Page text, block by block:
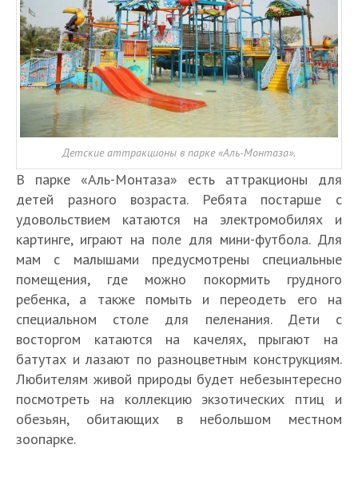
Детские аттракционы в парке «Аль-Монтаза».
В парке «Аль-Монтаза» есть аттракционы для
детей разного возраста. Ребята постарше с
удовольствием катаются на электромобилях и
картинге, играют на поле для мини-футбола. Для
мам с малышами предусмотрены специальные
помещения, где можно покормить грудного
ребенка, а также помыть и переодеть его на
специальном столе для пеленания. Дети с
восторгом катаются на качелях, прыгают на
батутах и лазают по разноцветным конструкциям.
Любителям живой природы будет небезынтересно
посмотреть на коллекцию экзотических птиц и
обезьян, обитающих в небольшом местном
зоопарке.